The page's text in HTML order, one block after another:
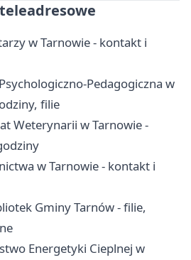
w Tarnowie - kontakt i
Pedagogiczna w
filie
Weterynarii w Tarnowie -
w Tarnowie - kontakt i
Gminy Tarnów - filie,
Energetyki Cieplnej w